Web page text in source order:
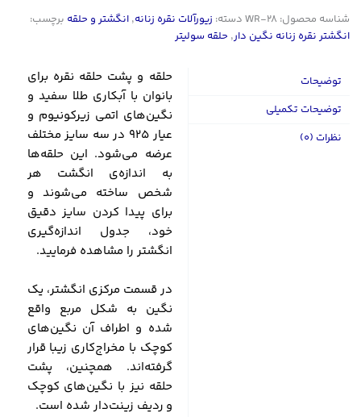
شناسه محصول: WR-28 دسته: زیورآلات نقره زنانه, انگشتر و حلقه برچسب:
انگشتر نقره زنانه نگین دار, حلقه سولیتر
توضیحات
توضیحات تکمیلی
نظرات (0)
حلقه و پشت حلقه نقره‌ برای
بانوان با آبکاری طلا سفید و
نگین‌های اتمی زیرکونیوم و
عیار 925 در سه سایز مختلف
عرضه می‌شود. این حلقه‌ها
به اندازه‌ی انگشت هر
شخص ساخته می‌شوند و
برای پیدا کردن سایز دقیق
خود، جدول اندازه‌گیری
انگشتر را مشاهده فرمایید.
در قسمت مرکزی انگشتر، یک
نگین به شکل مربع واقع
شده‌ و اطراف آن نگین‌های
کوچک با مخراج‌کاری زیبا قرار
گرفته‌اند. همچنین، پشت
حلقه نیز با نگین‌های کوچک
و ردیف زینت‌دار شده است.